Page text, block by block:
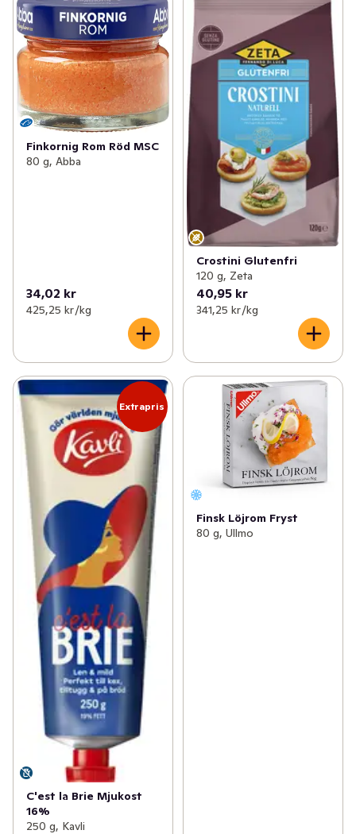
Finkornig Rom Röd MSC
80 g, Abba
34,02 kr
425,25 kr /kg
Crostini Glutenfri
120 g, Zeta
40,95 kr
341,25 kr /kg
Extrapris
C'est la Brie Mjukost
16%
250 g, Kavli
Finsk Löjrom Fryst
80 g, Ullmo